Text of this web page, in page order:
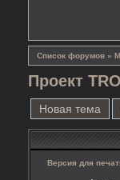
Список форумов »
Проект
Новая тема
Версия для